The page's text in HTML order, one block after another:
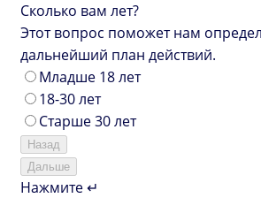
Сколько вам лет?
Этот вопрос поможет нам
дальнейший план действий.
Младше 18 лет
18-30 лет
Старше 30 лет
Назад
Дальше
Нажмите ↵